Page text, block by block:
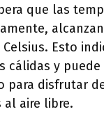
que las
Celsius. Esto
cálidas y
para disfrutar
al aire libre.